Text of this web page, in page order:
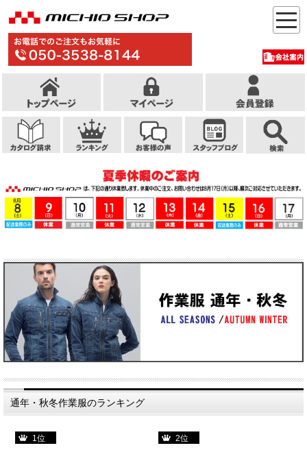
通年・秋冬作業服のランキング
1位 2位